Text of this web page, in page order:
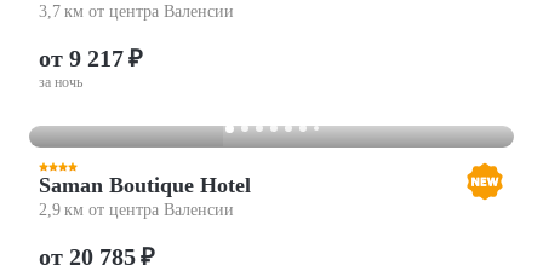
3,7 км от центра Валенсии
от 9 217 ₽
за ночь
Saman Boutique Hotel
2,9 км от центра Валенсии
от 20 785 ₽